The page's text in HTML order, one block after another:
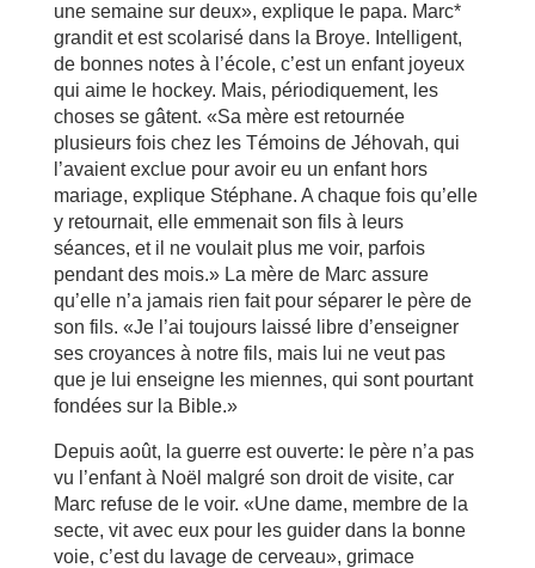
une semaine sur deux», explique le papa. Marc*
grandit et est scolarisé dans la Broye. Intelligent,
de bonnes notes à l’école, c’est un enfant joyeux
qui aime le hockey. Mais, périodiquement, les
choses se gâtent. «Sa mère est retournée
plusieurs fois chez les Témoins de Jéhovah, qui
l’avaient exclue pour avoir eu un enfant hors
mariage, explique Stéphane. A chaque fois qu’elle
y retournait, elle emmenait son fils à leurs
séances, et il ne voulait plus me voir, parfois
pendant des mois.» La mère de Marc assure
qu’elle n’a jamais rien fait pour séparer le père de
son fils. «Je l’ai toujours laissé libre d’enseigner
ses croyances à notre fils, mais lui ne veut pas
que je lui enseigne les miennes, qui sont pourtant
fondées sur la Bible.»
Depuis août, la guerre est ouverte: le père n’a pas
vu l’enfant à Noël malgré son droit de visite, car
Marc refuse de le voir. «Une dame, membre de la
secte, vit avec eux pour les guider dans la bonne
voie, c’est du lavage de cerveau», grimace